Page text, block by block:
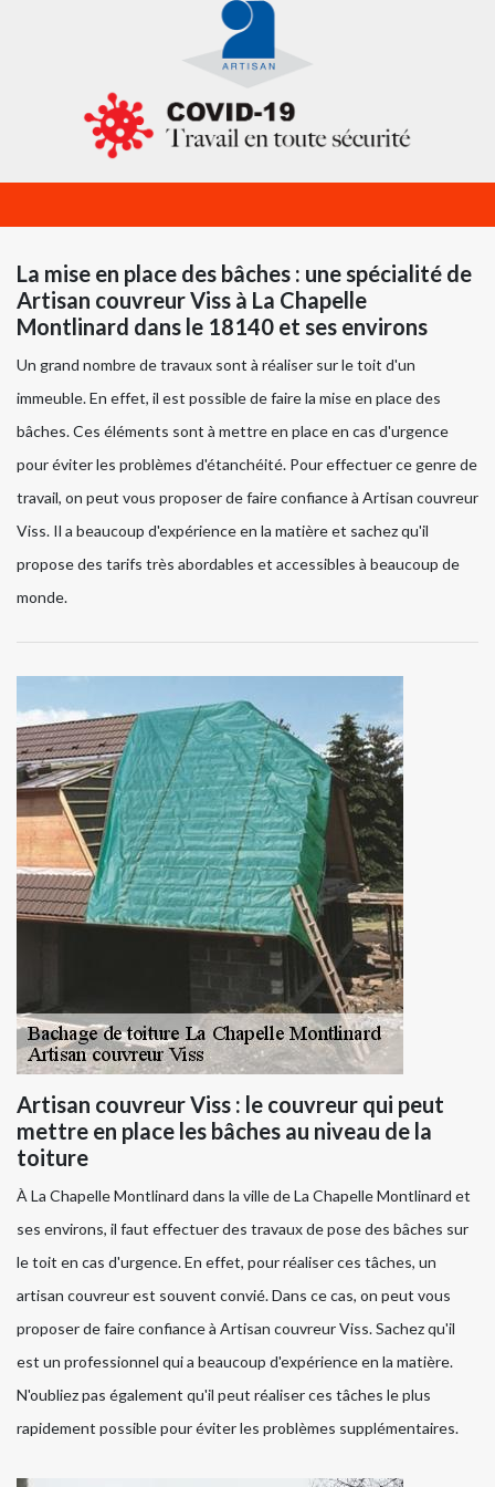
La mise en place des bâches : une spécialité de
Artisan couvreur Viss à La Chapelle
Montlinard dans le 18140 et ses environs
Un grand nombre de travaux sont à réaliser sur le toit d'un
immeuble. En effet, il est possible de faire la mise en place des
bâches. Ces éléments sont à mettre en place en cas d'urgence
pour éviter les problèmes d'étanchéité. Pour effectuer ce genre de
travail, on peut vous proposer de faire confiance à Artisan couvreur
Viss. Il a beaucoup d'expérience en la matière et sachez qu'il
propose des tarifs très abordables et accessibles à beaucoup de
monde.
Artisan couvreur Viss : le couvreur qui peut
mettre en place les bâches au niveau de la
toiture
À La Chapelle Montlinard dans la ville de La Chapelle Montlinard et
ses environs, il faut effectuer des travaux de pose des bâches sur
le toit en cas d'urgence. En effet, pour réaliser ces tâches, un
artisan couvreur est souvent convié. Dans ce cas, on peut vous
proposer de faire confiance à Artisan couvreur Viss. Sachez qu'il
est un professionnel qui a beaucoup d'expérience en la matière.
N'oubliez pas également qu'il peut réaliser ces tâches le plus
rapidement possible pour éviter les problèmes supplémentaires.